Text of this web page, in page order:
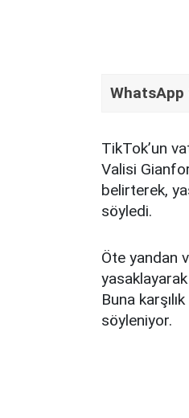
WhatsApp
TikTok’un
Valisi
belirterek,
söyledi.
Öte yandan
Buna
söyleniyor.